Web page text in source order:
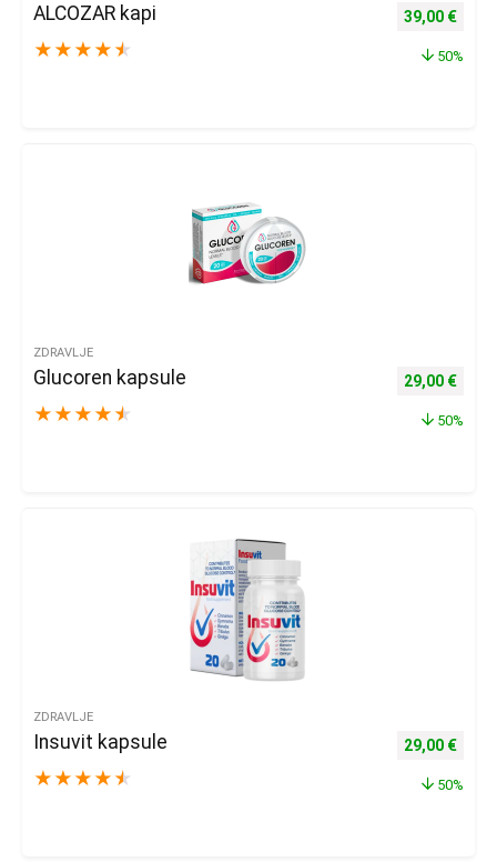
ALCOZAR kapi
★ ★ ★ ★ ★
Izvorna
39,00 €
50%
ZDRAVLJE
Glucoren kapsule
★ ★ ★ ★ ★
Izvorna
29,00 €
50%
ZDRAVLJE
Insuvit kapsule
★ ★ ★ ★ ★
Izvorna
29,00 €
50%